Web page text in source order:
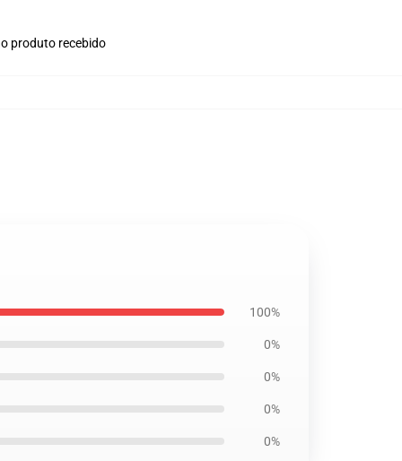
produto recebido
100%
0%
0%
0%
0%